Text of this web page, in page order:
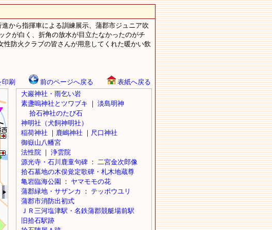
から指揮車による訓練展示、蒲郡市ジュニア吹
クが白く、折角の放水が目立たなかったのがチ
防火クラブの皆さんが用意してくれた暖かい飲
刷 前のページへ戻る 表紙へ戻る